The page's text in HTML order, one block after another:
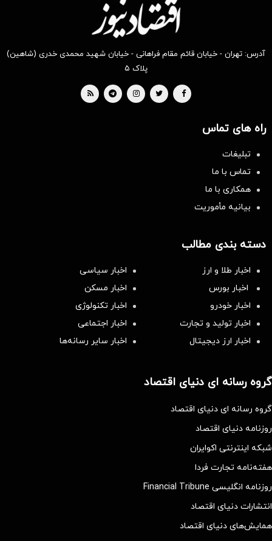
آدرس: تهران - خیابان قائم مقام فراهانی - خیابان شهید محمدی خدری (شاهین)
پلاک ۵
راه های تماس
تبلیغات
تماس با ما
همکاری با ما
بیانیه مأموریت
دسته بندی مطالب
اخبار طلا و ارز
اخبار سیاسی
اخبار بورس
اخبار مسکن
اخبار خودرو
اخبار تکنولوژی
اخبار تولید و تجارت
اخبار اجتماعی
اخبار ارز دیجیتال
اخبار سایر رسانه‌‌ها
گروه رسانه ای دنیای اقتصاد
گروه رسانه ای دنیای اقتصاد
روزنامه دنیای اقتصاد
شبکه اینترنتی اکوایران
هفته‌نامه تجارت فردا
روزنامه انگلیسی Financial Tribune
انتشارات دنیای اقتصاد
همایش‌های دنیای اقتصاد